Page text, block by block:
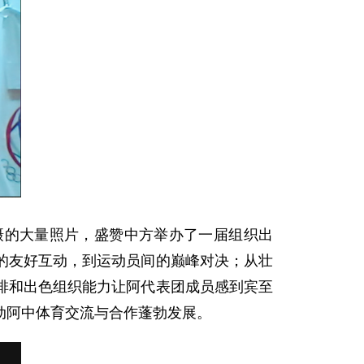
大量照片，盛赞中方举办了一届组织出
好互动，到运动员间的巅峰对决；从壮
出色组织能力让阿代表团成员感到宾至
中体育交流与合作蓬勃发展。